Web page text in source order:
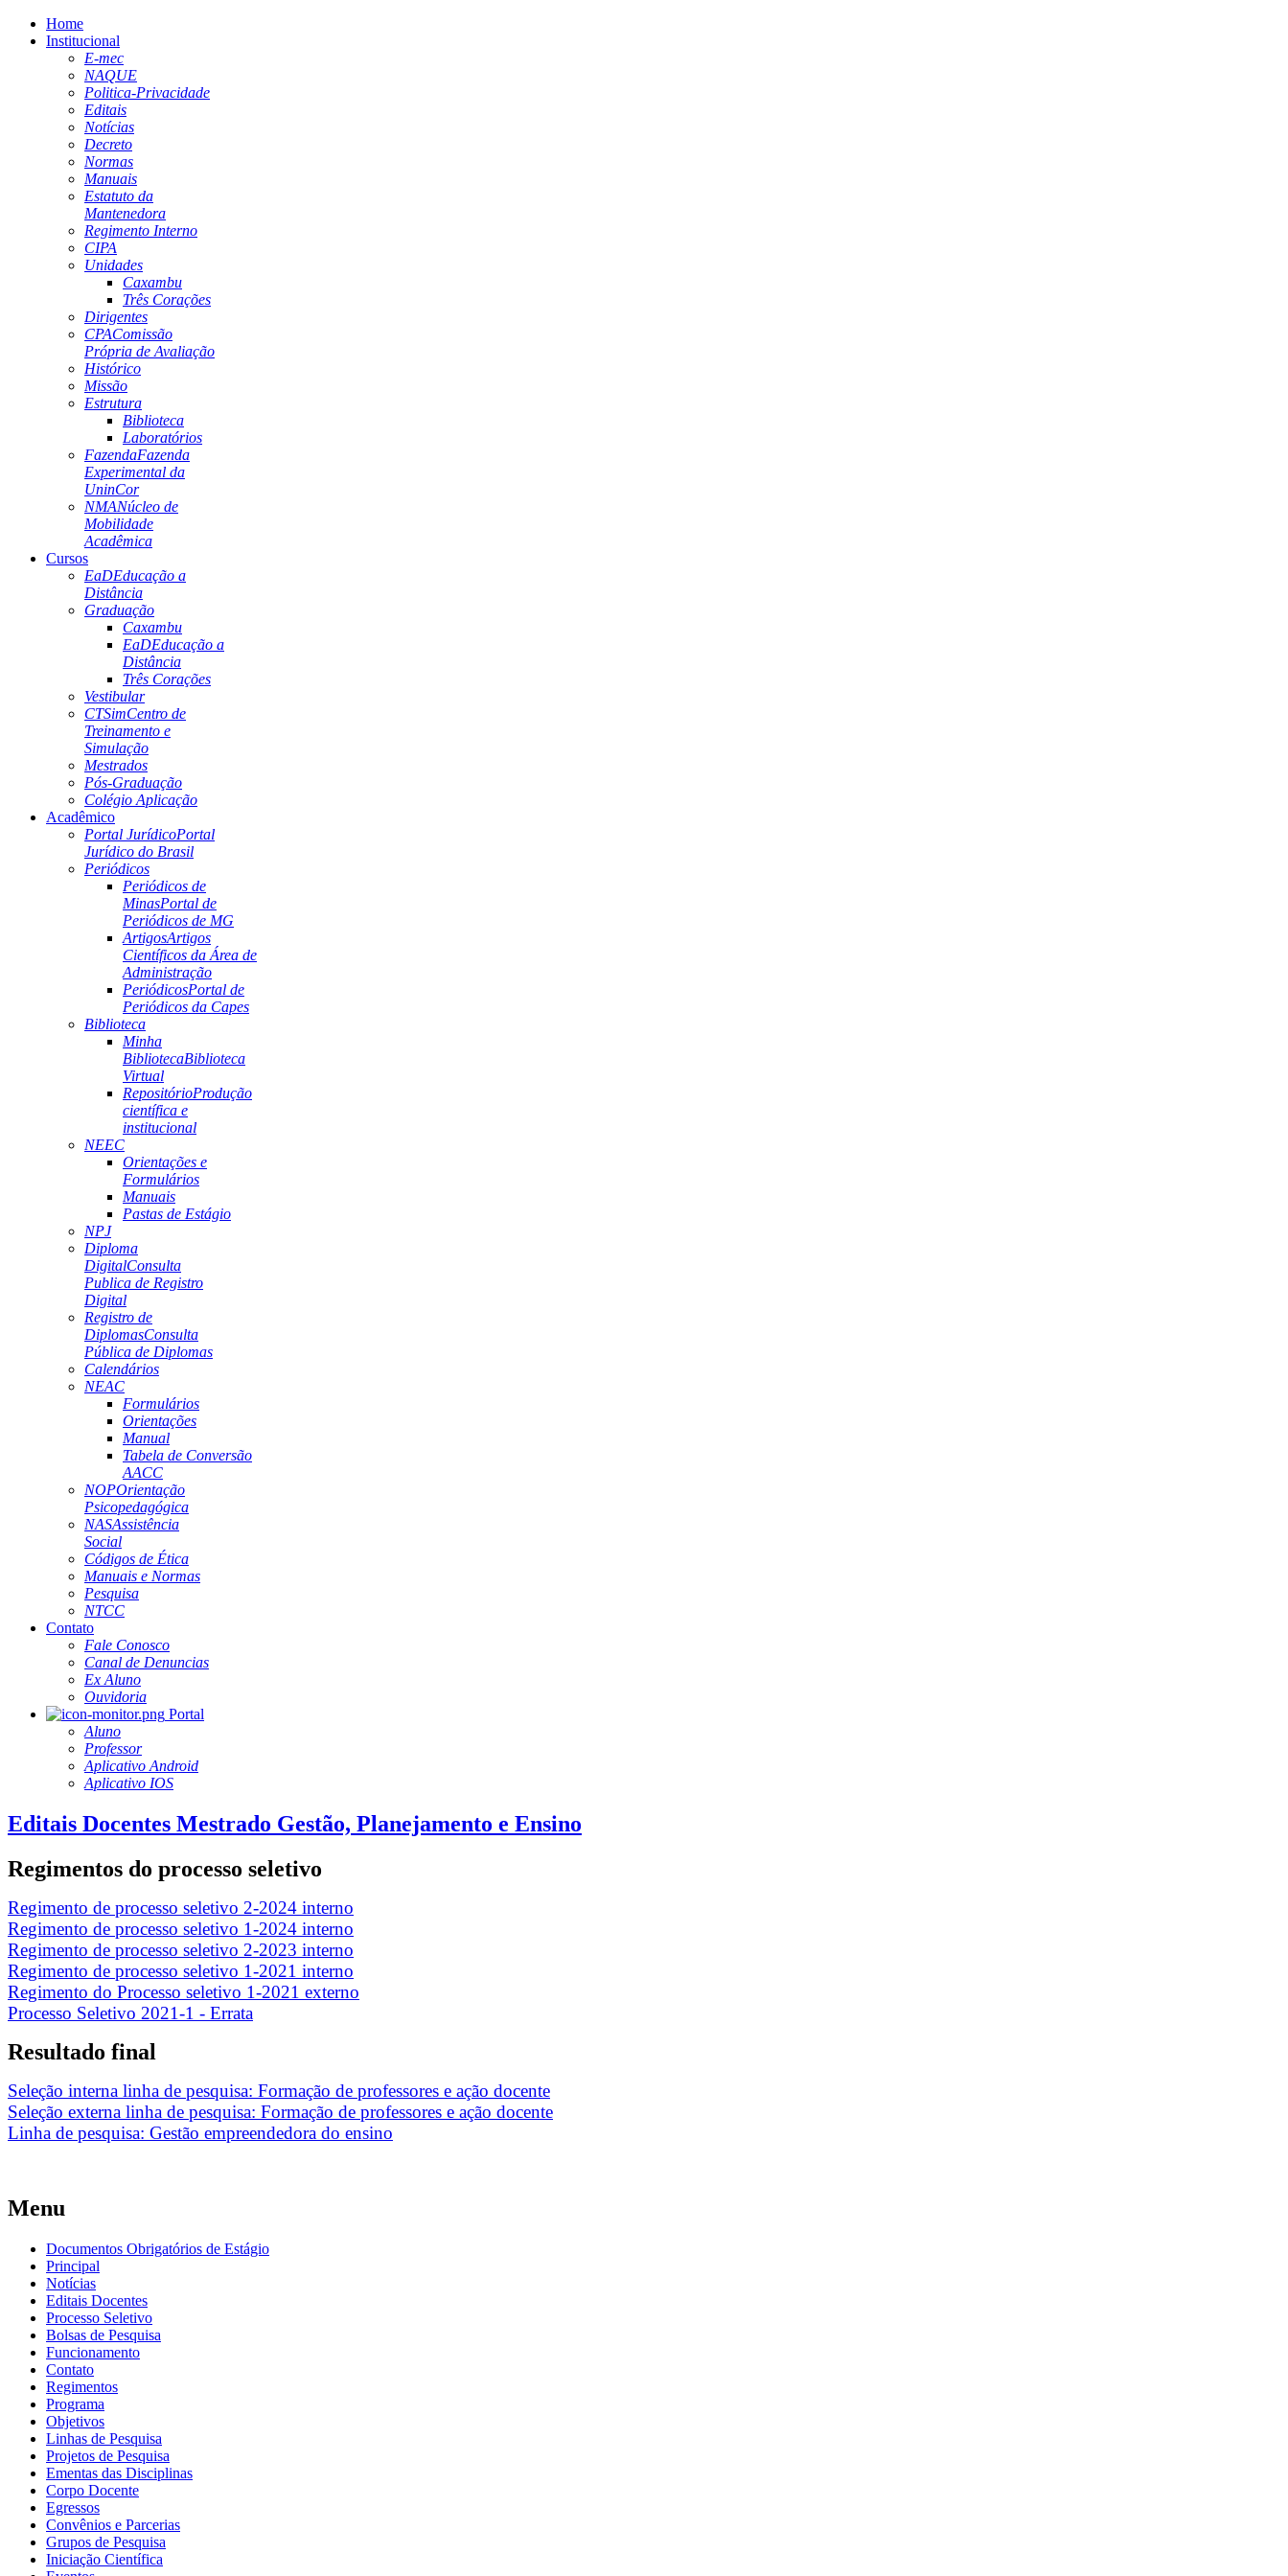
Home
Institucional
E-mec
NAQUE
Politica-Privacidade
Editais
Notícias
Decreto
Normas
Manuais
Estatuto da
Mantenedora
Regimento Interno
CIPA
Unidades
Caxambu
Três Corações
Dirigentes
CPAComissão
Própria de Avaliação
Histórico
Missão
Estrutura
Biblioteca
Laboratórios
FazendaFazenda
Experimental da
UninCor
NMANúcleo de
Mobilidade
Acadêmica
Cursos
EaDEducação a
Distância
Graduação
Caxambu
EaDEducação a
Distância
Três Corações
Vestibular
CTSimCentro de
Treinamento e
Simulação
Mestrados
Pós-Graduação
Colégio Aplicação
Acadêmico
Portal JurídicoPortal
Jurídico do Brasil
Periódicos
Periódicos de
MinasPortal de
Periódicos de MG
ArtigosArtigos
Científicos da Área de
Administração
PeriódicosPortal de
Periódicos da Capes
Biblioteca
Minha
BibliotecaBiblioteca
Virtual
RepositórioProdução
científica e
institucional
NEEC
Orientações e
Formulários
Manuais
Pastas de Estágio
NPJ
Diploma
DigitalConsulta
Publica de Registro
Digital
Registro de
DiplomasConsulta
Pública de Diplomas
Calendários
NEAC
Formulários
Orientações
Manual
Tabela de Conversão
AACC
NOPOrientação
Psicopedagógica
NASAssistência
Social
Códigos de Ética
Manuais e Normas
Pesquisa
NTCC
Contato
Fale Conosco
Canal de Denuncias
Ex Aluno
Ouvidoria
Portal
Aluno
Professor
Aplicativo Android
Aplicativo IOS
Editais Docentes Mestrado Gestão, Planejamento e Ensino
Regimentos do processo seletivo
Regimento de processo seletivo 2-2024 interno
Regimento de processo seletivo 1-2024 interno
Regimento de processo seletivo 2-2023 interno
Regimento de processo seletivo 1-2021 interno
Regimento do Processo seletivo 1-2021 externo
Processo Seletivo 2021-1 - Errata
Resultado final
Seleção interna linha de pesquisa: Formação de professores e ação docente
Seleção externa linha de pesquisa: Formação de professores e ação docente
Linha de pesquisa: Gestão empreendedora do ensino
Menu
Documentos Obrigatórios de Estágio
Principal
Notícias
Editais Docentes
Processo Seletivo
Bolsas de Pesquisa
Funcionamento
Contato
Regimentos
Programa
Objetivos
Linhas de Pesquisa
Projetos de Pesquisa
Ementas das Disciplinas
Corpo Docente
Egressos
Convênios e Parcerias
Grupos de Pesquisa
Iniciação Científica